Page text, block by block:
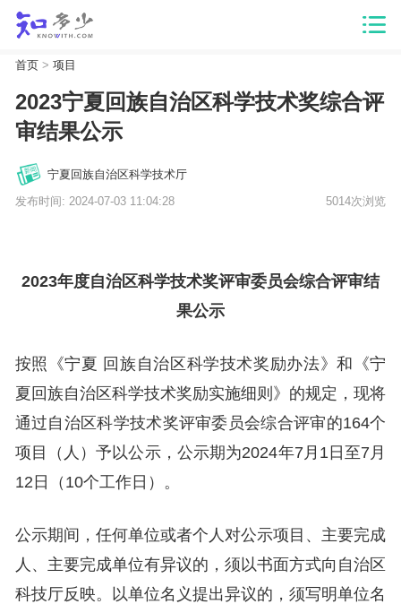
首页> 项目
2023宁夏回族自治区科学技术奖综合评
审结果公示
宁夏回族自治区科学技术厅
发布时间: 2024-07-03 11:04:28 5014次浏览
2023年度自治区科学技术奖评审委员会综合评审结
果公示
按照《宁夏 回族自治区科学技术奖励办法》和《宁
夏回族自治区科学技术奖励实施细则》的规定，现将
通过自治区科学技术奖评审委员会综合评审的164个
项目（人）予以公示，公示期为2024年7月1日至7月
12日（10个工作日）。
公示期间，任何单位或者个人对公示项目、主要完成
人、主要完成单位有异议的，须以书面方式向自治区
科技厅反映。以单位名义提出异议的，须写明单位名